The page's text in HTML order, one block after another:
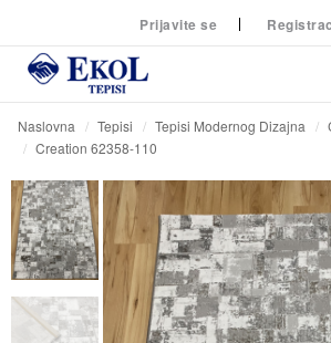
Prijavite se
Naslovna Tepisi Tepisi Modernog Dizajna
Creation 62358-110